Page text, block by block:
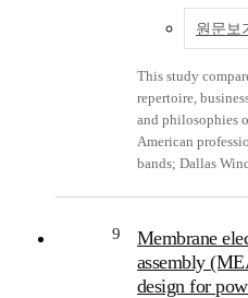
viruses is to
activation of their
into host cells.
virus (AIV) is the
agent of
causes both
public health
globally and
a wide range of
excels in sensing
environment to
원문보
This study
repertoire,
and philosophies
American
bands; Dallas
Hawaiian Band.
purposes of this
“professional” is
generating
9
Membrane
assembly
design for